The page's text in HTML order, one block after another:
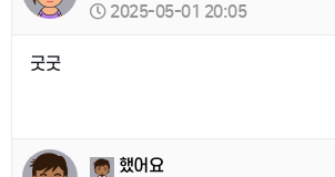
2025-05-01 20:05
굿굿
했어요